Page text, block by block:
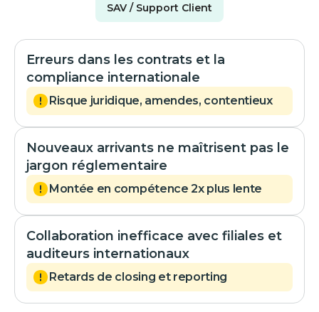
SAV / Support Client
Erreurs dans les contrats et la
compliance internationale
Risque juridique, amendes, contentieux
Nouveaux arrivants ne maîtrisent pas le
jargon réglementaire
Montée en compétence 2x plus lente
Collaboration inefficace avec filiales et
auditeurs internationaux
Retards de closing et reporting